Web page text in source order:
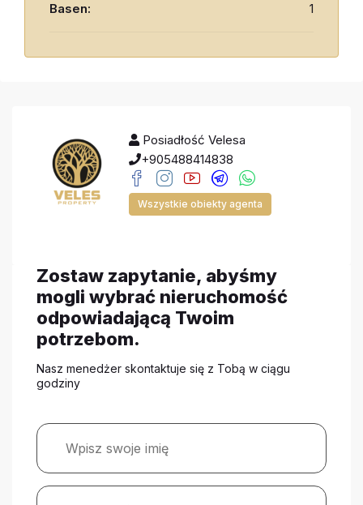
Basen: 1
Posiadłość Velesa
+905488414838
Wszystkie obiekty agenta
Zostaw zapytanie, abyśmy
mogli wybrać nieruchomość
odpowiadającą Twoim
potrzebom.
Nasz menedżer skontaktuje się z Tobą w ciągu
godziny